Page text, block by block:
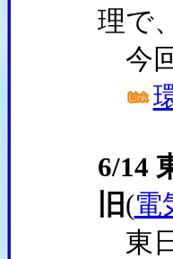
理で
今
6/14
旧(電
東